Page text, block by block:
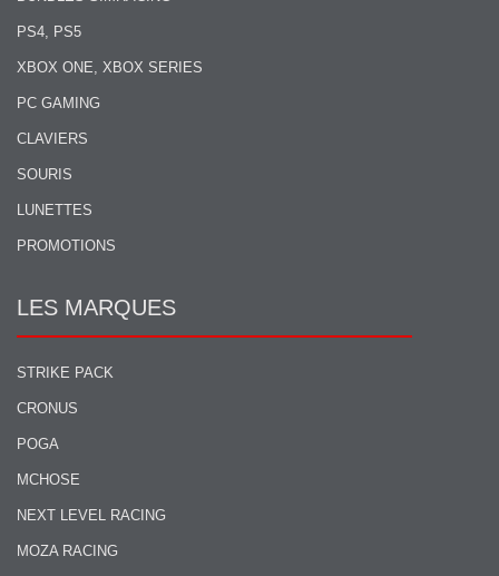
PS4, PS5
XBOX ONE, XBOX SERIES
PC GAMING
CLAVIERS
SOURIS
LUNETTES
PROMOTIONS
LES MARQUES
STRIKE PACK
CRONUS
POGA
MCHOSE
NEXT LEVEL RACING
MOZA RACING